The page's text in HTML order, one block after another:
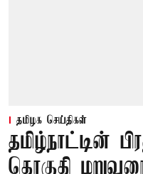
தமிழக செய்திகள்
தமிழ்நாட்டின்
தொகுதி